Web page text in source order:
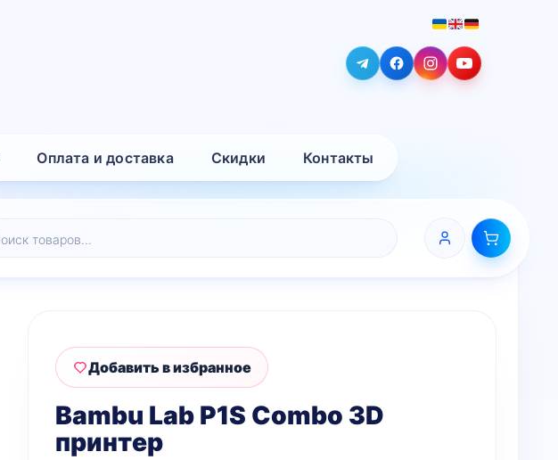
Оплата и доставка Скидки Контакты
Bambu Lab P1S Combo 3D
принтер
Добавить в избранное